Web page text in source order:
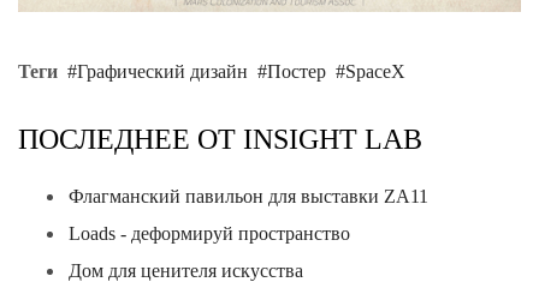
Теги Графический дизайн Постер SpaceX
ПОСЛЕДНЕЕ ОТ INSIGHT LAB
Флагманский павильон для выставки ZA11
Loads - деформируй пространство
Дом для ценителя искусства